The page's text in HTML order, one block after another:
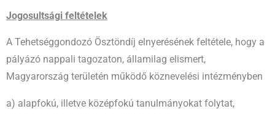
Jogosultsági feltételek
A Tehetséggondozó Ösztöndíj elnyerésének feltétele, hogy a
pályázó nappali tagozaton, államilag elismert,
Magyarország területén működő köznevelési intézményben
a) alapfokú, illetve középfokú tanulmányokat folytat,